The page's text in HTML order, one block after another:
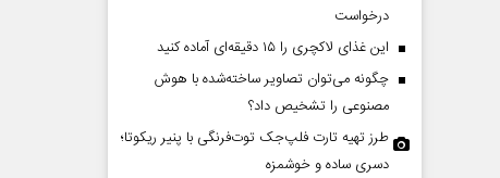
درخواست
این غذای لاکچری را ۱۵ دقیقه‌ای آماده کنید
چگونه می‌توان تصاویر ساخته‌شده با هوش
مصنوعی را تشخیص داد؟
طرز تهیه تارت فلپ‌جک توت‌فرنگی با پنیر ریکوتا؛
دسری ساده و خوشمزه